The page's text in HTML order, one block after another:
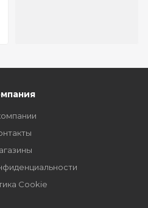
Cookie